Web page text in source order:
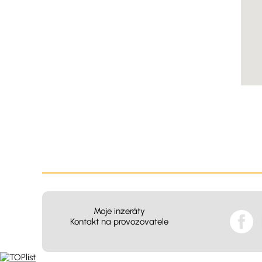
Moje inzeráty
Kontakt na provozovatele